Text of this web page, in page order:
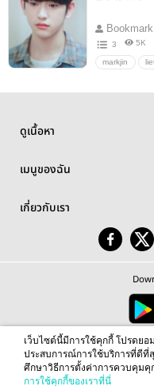
Bookmark
3 5K
markjin
ดูเนื้อหา
เมนูของฉัน
เกี่ยวกับเรา
© 2026 readAwrite.com by
This site is protected by reCAPTCHA
เว็บไซต์นี้มีการใช้คุกกี้ โปรดยอ
ประสบการณ์การใช้บริการที่ดีที่
ศึกษาวิธีการตั้งค่าการควบคุมคุ
การใช้คุกกี้ของเราที่นี่